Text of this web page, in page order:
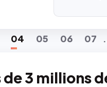
04 05 06 07
de 3 millions